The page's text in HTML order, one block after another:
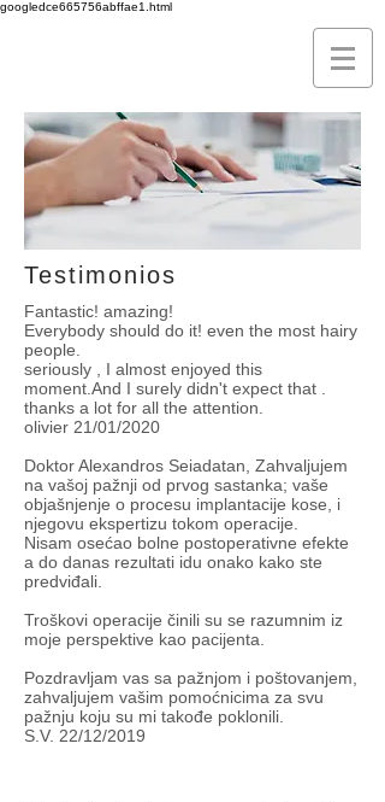
googledce665756abffae1.html
Testimonios
Fantastic! amazing!
Everybody should do it! even the most hairy
people.
seriously , I almost enjoyed this
moment.And I surely didn't expect that .
thanks a lot for all the attention.
olivier 21/01/2020
Doktor Alexandros Seiadatan, Zahvaljujem
na vašoj pažnji od prvog sastanka; vaše
objašnjenje o procesu implantacije kose, i
njegovu ekspertizu tokom operacije.
Nisam osećao bolne postoperativne efekte
a do danas rezultati idu onako kako ste
predviđali.
Troškovi operacije činili su se razumnim iz
moje perspektive kao pacijenta.
Pozdravljam vas sa pažnjom i poštovanjem,
zahvaljujem vašim pomoćnicima za svu
pažnju koju su mi takođe poklonili.
S.V. 22/12/2019